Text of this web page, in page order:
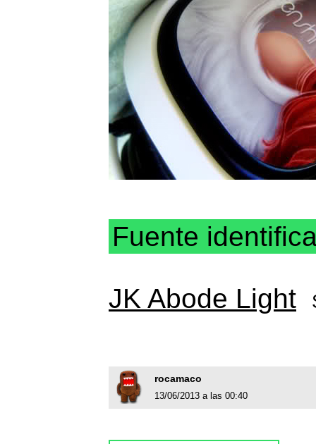
Fuente
JK Abode Light
rocamaco
13/06/2013 a las 00:40